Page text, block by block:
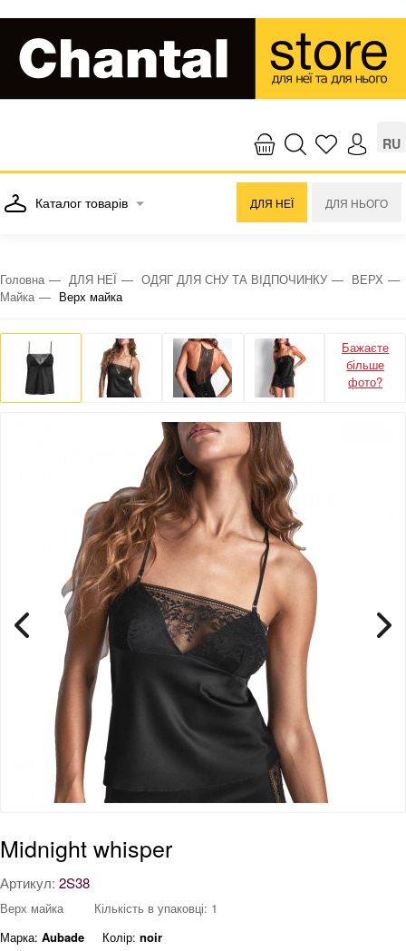
RU
Каталог товарів ДЛЯ НЕЇ ДЛЯ НЬОГО
Головна ДЛЯ НЕЇ ОДЯГ ДЛЯ СНУ ТА ВІДПОЧИНКУ
ВЕРХ
Майка
Верх майка
Бажаєте
більше
фото?
Midnight whisper
Артикул: 2S38
Верх майка
Кількість в упаковці: 1
Марка: Aubade Колір: noir